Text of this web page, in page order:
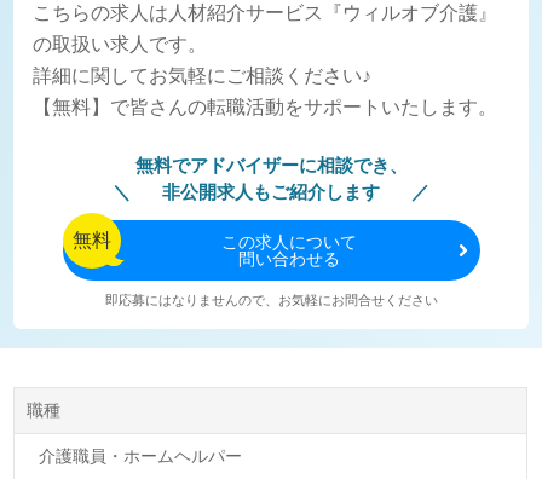
こちらの求人は人材紹介サービス『ウィルオブ介護』
の取扱い求人です。
詳細に関してお気軽にご相談ください♪
【無料】で皆さんの転職活動をサポートいたします。
無料でアドバイザーに相談でき、
非公開求人もご紹介します
無料 この求人について
問い合わせる
即応募にはなりませんので、お気軽にお問合せください
職種
介護職員・ホームヘルパー